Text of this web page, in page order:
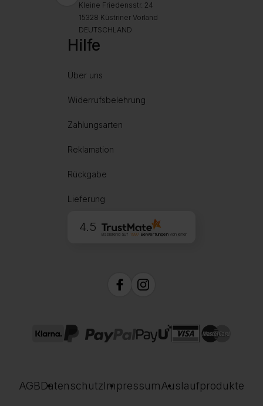
Kleine Friedensstr. 24
15328 Küstriner Vorland
DEUTSCHLAND
Hilfe
Über uns
Widerrufsbelehrung
Zahlungsarten
Reklamation
Rückgabe
Lieferung
4.5
Basierend auf 1997Bewertungen von jeher
AGBDatenschutzImpressumAuslaufprodukte